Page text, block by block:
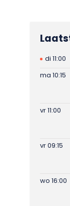
di 11:00
ma 10:15
vr 11:00
vr 09:15
wo 16:00